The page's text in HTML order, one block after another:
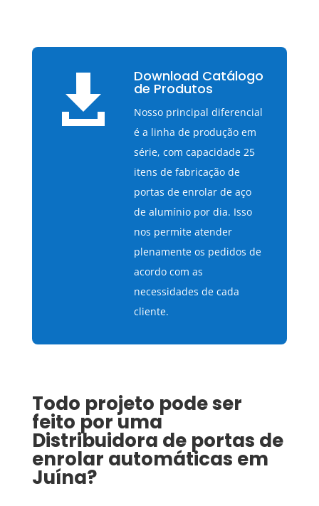
 Download Catálogo
de Produtos
Nosso principal diferencial
é a linha de produção em
série, com capacidade 25
itens de fabricação de
portas de enrolar de aço
de alumínio por dia. Isso
nos permite atender
plenamente os pedidos de
acordo com as
necessidades de cada
cliente.
Todo projeto pode ser
feito por uma
Distribuidora de portas de
enrolar automáticas em
Juína?